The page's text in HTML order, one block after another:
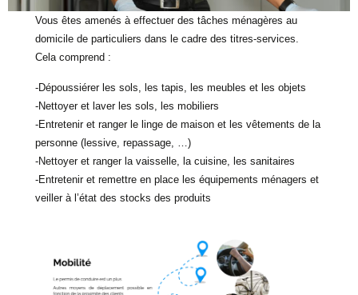
Vous êtes amenés à effectuer des tâches ménagères au
domicile de particuliers dans le cadre des titres-services.
Cela comprend :
-Dépoussiérer les sols, les tapis, les meubles et les objets
-Nettoyer et laver les sols, les mobiliers
-Entretenir et ranger le linge de maison et les vêtements de la
personne (lessive, repassage, …)
-Nettoyer et ranger la vaisselle, la cuisine, les sanitaires
-Entretenir et remettre en place les équipements ménagers et
veiller à l’état des stocks des produits